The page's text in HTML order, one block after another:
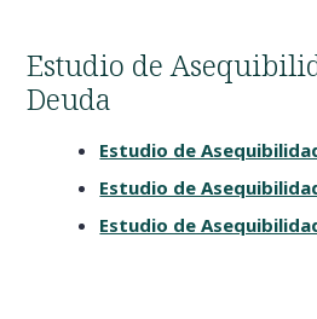
Estudio de
Deuda
Estudio de
Estudio de
Estudio de